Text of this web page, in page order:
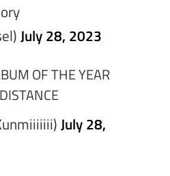
July 28, 2023
OF THE YEAR
July 28,